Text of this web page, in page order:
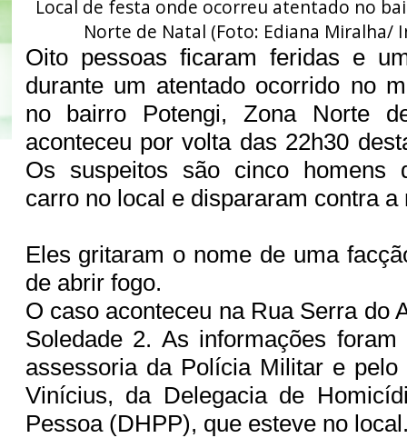
Local de festa onde ocorreu atentado no
Norte de Natal (Foto: Ediana Miralha/
Oito pessoas ficaram feridas e
durante um atentado ocorrido no
no bairro Potengi, Zona Norte
aconteceu por volta das 22h30
Os suspeitos são cinco homens
carro no local e dispararam contra
Eles gritaram o nome de uma
de abrir fogo.
O caso aconteceu na Rua Serra do
Soledade 2. As informações foram
assessoria da Polícia Militar e pelo
Vinícius, da Delegacia de
Pessoa (DHPP), que esteve no